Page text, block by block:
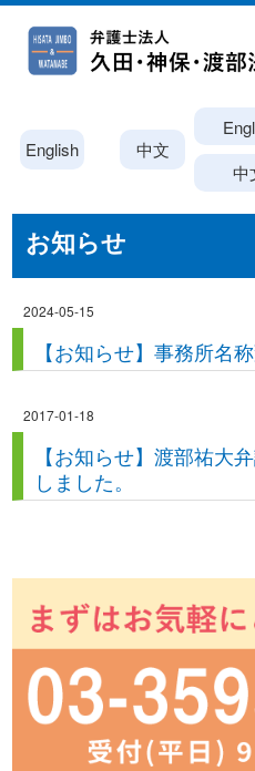
English 中文
中
お知らせ
2024-05-15
【お知らせ】事務所名
2017-01-18
【お知らせ】渡部祐大
しました。